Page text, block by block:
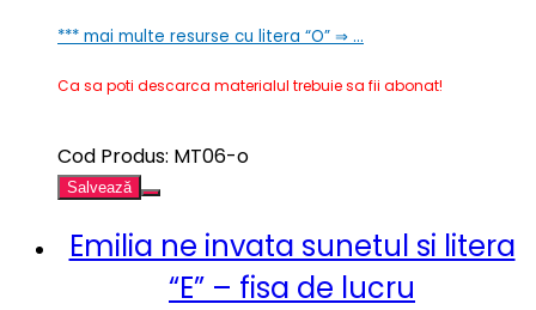
*** mai multe resurse cu litera “O” ⇒ …
Ca sa poti descarca materialul trebuie sa fii abonat!
Cod Produs: MT06-o
Salvează
Emilia ne invata sunetul si litera
“E” – fisa de lucru